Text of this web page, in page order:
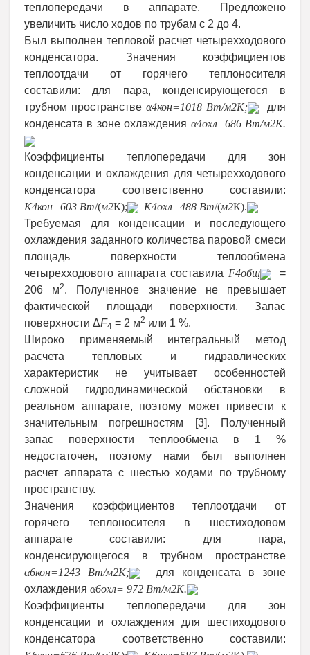
теплопередачи в аппарате. Предложено
увеличить число ходов по трубам с 2 до 4.
Был выполнен тепловой расчет четырехходового
конденсатора. Значения коэффициентов
теплоотдачи от горячего теплоносителя
составили: для пара, конденсирующегося в
трубном пространстве α4кон=1018 Вт/м2К;
для
конденсата в зоне охлаждения α4охл=686 Вт/м2К.
Коэффициенты теплопередачи для зон
конденсации и охлаждения для четырехходового
конденсатора соответственно составили:
K4кон=603 Вт/(м2К); K4охл=488 Вт/(м2К).
Требуемая для конденсации и последующего
охлаждения заданного количества паровой смеси
площадь поверхности теплообмена
четырехходового аппарата составила F4общ
=
206 м2. Полученное значение не превышает
фактической площади поверхности. Запас
поверхности ΔF4 = 2 м2 или 1 %.
Широко применяемый интегральный метод
расчета тепловых и гидравлических
характеристик не учитывает особенностей
сложной гидродинамической обстановки в
реальном аппарате, поэтому может привести к
значительным погрешностям [3]. Полученный
запас поверхности теплообмена в 1 %
недостаточен, поэтому нами был выполнен
расчет аппарата с шестью ходами по трубному
пространству.
Значения коэффициентов теплоотдачи от
горячего теплоносителя в шестиходовом
аппарате составили: для пара,
конденсирующегося в трубном пространстве
α6кон=1243 Вт/м2К;
для конденсата в зоне
охлаждения α6охл= 972 Вт/м2К.
Коэффициенты теплопередачи для зон
конденсации и охлаждения для шестиходового
конденсатора соответственно составили: